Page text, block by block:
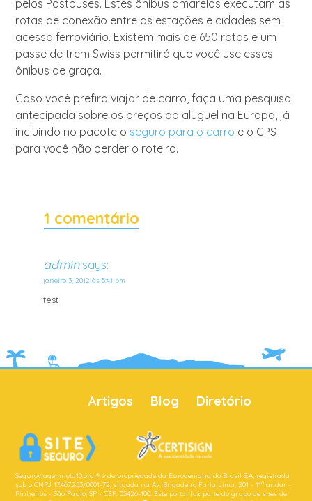
pelos Postbuses. Estes ônibus amarelos executam as
rotas de conexão entre as estações e cidades sem
acesso ferroviário. Existem mais de 650 rotas e um
passe de trem Swiss permitirá que você use esses
ônibus de graça.
Caso você prefira viajar de carro, faça uma pesquisa
antecipada sobre os preços do aluguel na Europa, já
incluindo no pacote o seguro para o carro e o GPS
para você não perder o roteiro.
1 comentário
admin says:
janeiro 3, 2012 às 5:41 pm
test
Artigos Blog Diretório
Seguroviagemnota10.org ® é de propriedade da Eurodemand do Brasil S.A, registrada
sob o CNPJ 17.467.253/0001-72, situada na Av. Brigadeiro Faria Lima, 201 - 11º andar -
Pinheiros - São Paulo, SP - CEP: 05426-100. Este portal faz parte do grupo de sites de